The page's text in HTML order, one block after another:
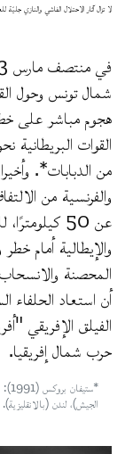
لا تزال آثار الاحتلال الفاشي والنازي جليّة
شمال تونس وحول
هجوم مباشر على
من الدبابات*.
والفرنسية من
عن 50
والإيطالية أمام
أن استعاد
الفيلق الإفريقي
حرب شمال إفريقيا.
الجيش)، لندن (بالانقليزية).